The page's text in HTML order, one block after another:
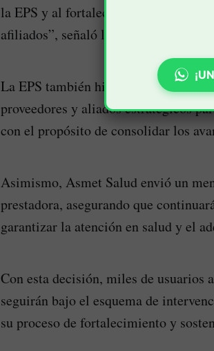
la EPS y al fortalecimiento de la
afiliados”, señaló la entidad.
La EPS también hizo un llamado a
proveedores y aliados estratégicos
con el propósito de consolidar los
Asimismo, Asmet Salud envió un
prestadora, asegurando que
garantizar la atención en salud y el
Con esta decisión, miles de usuarios
seguirán bajo el esquema de
su proceso de fortalecimiento y